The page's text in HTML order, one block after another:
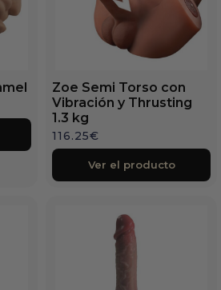
Zoe Semi Torso con
Vibración y Thrusting
1.3 kg
116.25€
Ver el producto